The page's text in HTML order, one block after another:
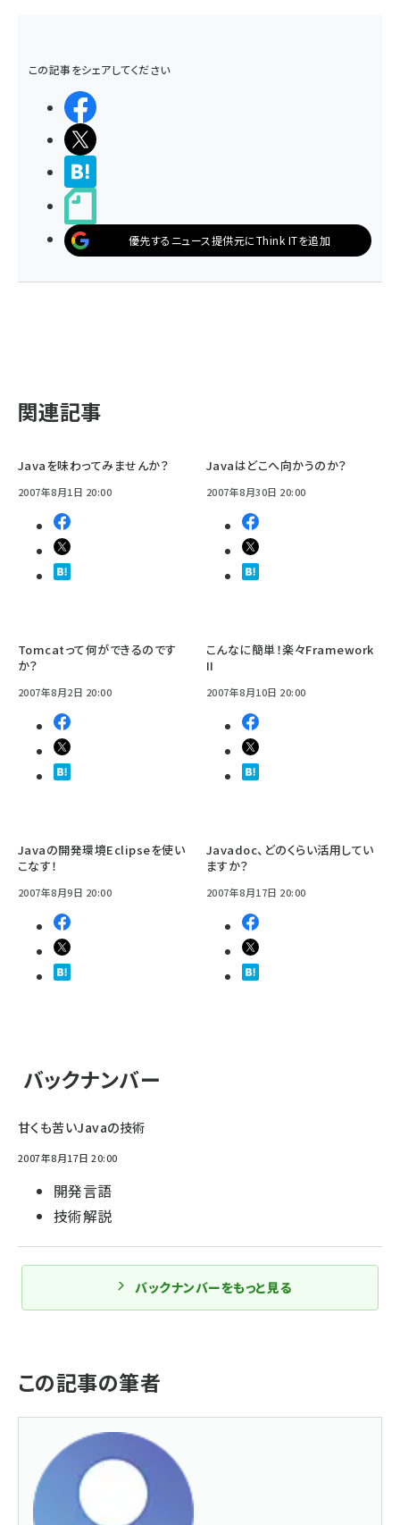
この記事をシェアしてください
優先するニュース提供元にThink ITを追加
関連記事
Javaを味わってみませんか？
2007年8月1日 20:00
Javaはどこへ向かうのか？
2007年8月30日 20:00
Tomcatって何ができるのです
か？
2007年8月2日 20:00
こんなに簡単！楽々Framework
II
2007年8月10日 20:00
Javaの開発環境Eclipseを使い
こなす！
2007年8月9日 20:00
Javadoc、どのくらい活用してい
ますか？
2007年8月17日 20:00
バックナンバー
甘くも苦いJavaの技術
2007年8月17日 20:00
開発言語
技術解説
バックナンバーをもっと見る
この記事の筆者